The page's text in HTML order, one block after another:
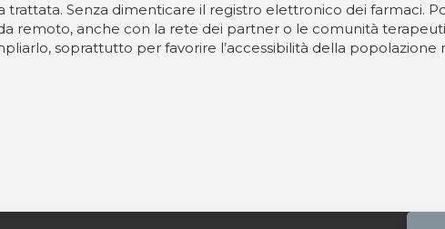
Senza dimenticare il registro elettronico dei farmaci.
remoto, anche con la rete dei partner o le comunità
soprattutto per favorire l’accessibilità della